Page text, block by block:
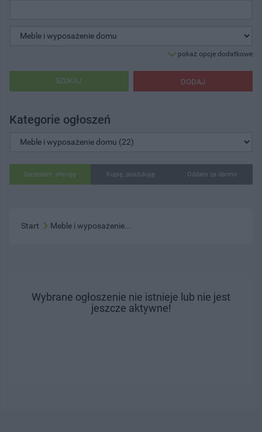
pokaż opcje dodatkowe
DODAJ
SZUKAJ
Kategorie ogłoszeń
Sprzedam, oferuję Kupię, poszukuję Oddam za darmo
Start Meble i wyposażenie...
Wybrane ogłoszenie nie istnieje lub nie jest
jeszcze aktywne!